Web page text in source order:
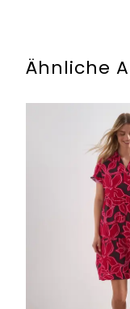
Ähnliche